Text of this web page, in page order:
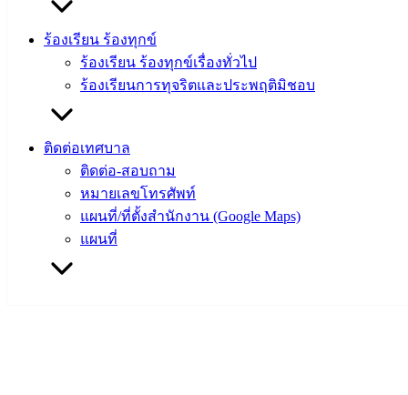
ร้องเรียน ร้องทุกข์
ร้องเรียน ร้องทุกข์เรื่องทั่วไป
ร้องเรียนการทุจริตและประพฤติมิชอบ
ติดต่อเทศบาล
ติดต่อ-สอบถาม
หมายเลขโทรศัพท์
แผนที่/ที่ตั้งสำนักงาน (Google Maps)
แผนที่